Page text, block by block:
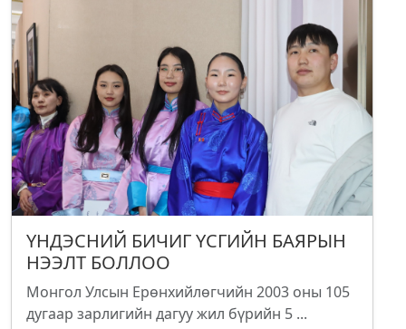
ҮНДЭСНИЙ БИЧИГ ҮСГИЙН БАЯРЫН
НЭЭЛТ БОЛЛОО
Монгол Улсын Ерөнхийлөгчийн 2003 оны 105
дугаар зарлигийн дагуу жил бүрийн 5 ...